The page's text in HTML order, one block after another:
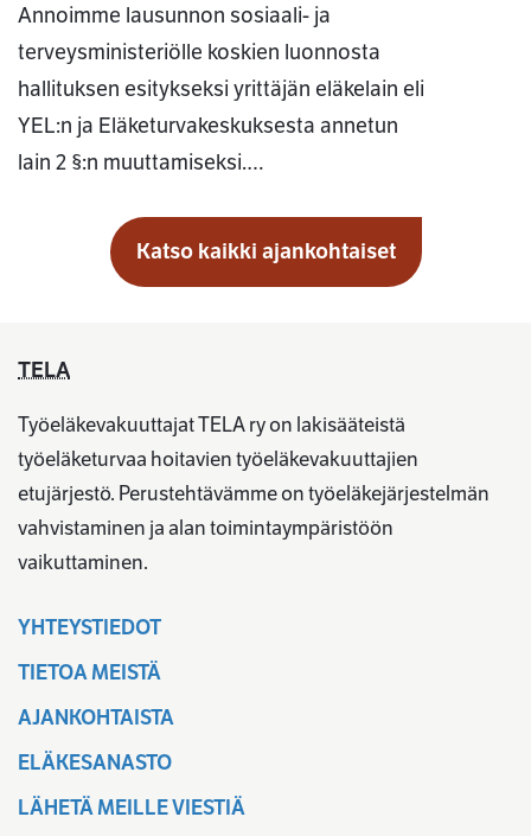
Annoimme lausunnon sosiaali- ja
terveysministeriölle koskien luonnosta
hallituksen esitykseksi yrittäjän eläkelain eli
YEL:n ja Eläketurvakeskuksesta annetun
lain 2 §:n muuttamiseksi.…
Katso kaikki ajankohtaiset
TELA
Työeläkevakuuttajat TELA ry on lakisääteistä
työeläketurvaa hoitavien työeläkevakuuttajien
etujärjestö. Perustehtävämme on työeläkejärjestelmän
vahvistaminen ja alan toimintaympäristöön
vaikuttaminen.
YHTEYSTIEDOT
TIETOA MEISTÄ
AJANKOHTAISTA
ELÄKESANASTO
LÄHETÄ MEILLE VIESTIÄ